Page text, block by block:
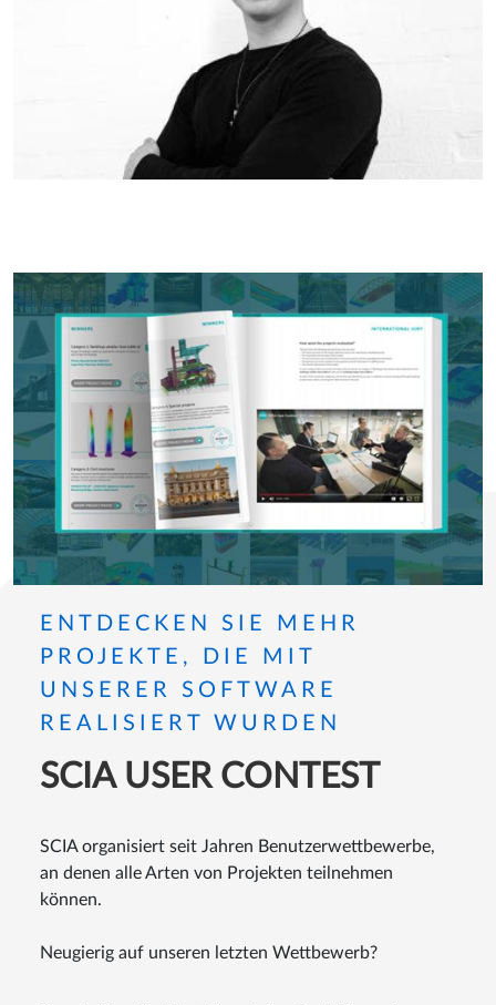
ENTDECKEN SIE MEHR
PROJEKTE, DIE MIT
UNSERER SOFTWARE
REALISIERT WURDEN
SCIA USER CONTEST
SCIA organisiert seit Jahren Benutzerwettbewerbe,
an denen alle Arten von Projekten teilnehmen
können.
Neugierig auf unseren letzten Wettbewerb?